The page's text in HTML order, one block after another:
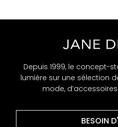
Depuis 1999, le concept-
lumière sur une sélection
mode,
BESOIN